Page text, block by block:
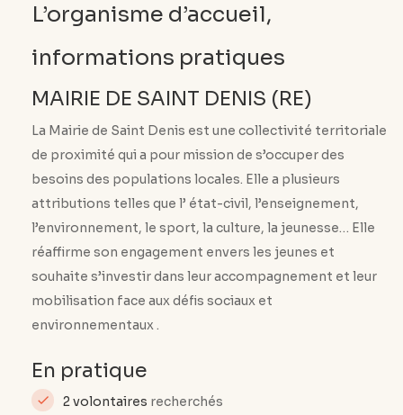
L’organisme d’accueil,
informations pratiques
MAIRIE DE SAINT DENIS (RE)
La Mairie de Saint Denis est une collectivité territoriale
de proximité qui a pour mission de s’occuper des
besoins des populations locales. Elle a plusieurs
attributions telles que l’ état-civil, l’enseignement,
l’environnement, le sport, la culture, la jeunesse… Elle
réaffirme son engagement envers les jeunes et
souhaite s’investir dans leur accompagnement et leur
mobilisation face aux défis sociaux et
environnementaux .
En pratique
2 volontaires recherchés